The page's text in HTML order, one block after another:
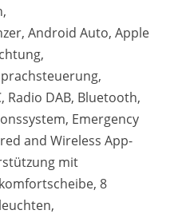
Android Auto, Apple
Radio DAB, Bluetooth,
Emergency
and Wireless App-
mit
8